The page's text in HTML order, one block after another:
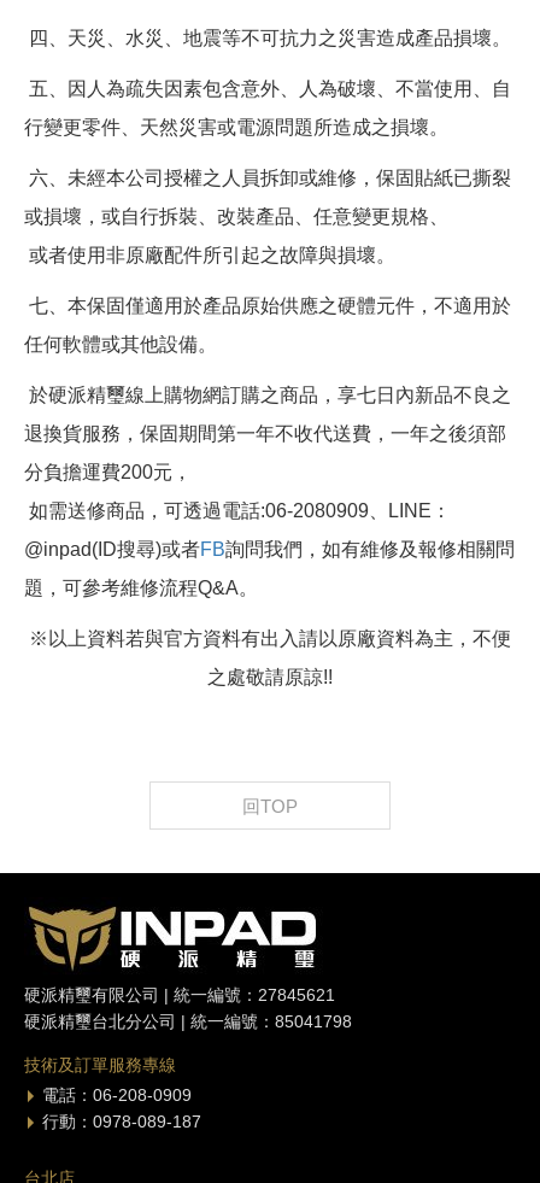
四、天災、水災、地震等不可抗力之災害造成產品損壞。
五、因人為疏失因素包含意外、人為破壞、不當使用、自
行變更零件、天然災害或電源問題所造成之損壞。
六、未經本公司授權之人員拆卸或維修，保固貼紙已撕裂
或損壞，或自行拆裝、改裝產品、任意變更規格、
或者使用非原廠配件所引起之故障與損壞。
七、本保固僅適用於產品原始供應之硬體元件，不適用於
任何軟體或其他設備。
於硬派精璽線上購物網訂購之商品，享七日內新品不良之
退換貨服務，保固期間第一年不收代送費，一年之後須部
分負擔運費200元，
如需送修商品，可透過電話:06-2080909、LINE：
@inpad(ID搜尋)或者FB詢問我們，如有維修及報修相關問
題，可參考維修流程Q&A。
※以上資料若與官方資料有出入請以原廠資料為主，不便
之處敬請原諒!!
回TOP
硬派精璽有限公司 | 統一編號：27845621
硬派精璽台北分公司 | 統一編號：85041798
技術及訂單服務專線
電話：06-208-0909
行動：0978-089-187
台北店